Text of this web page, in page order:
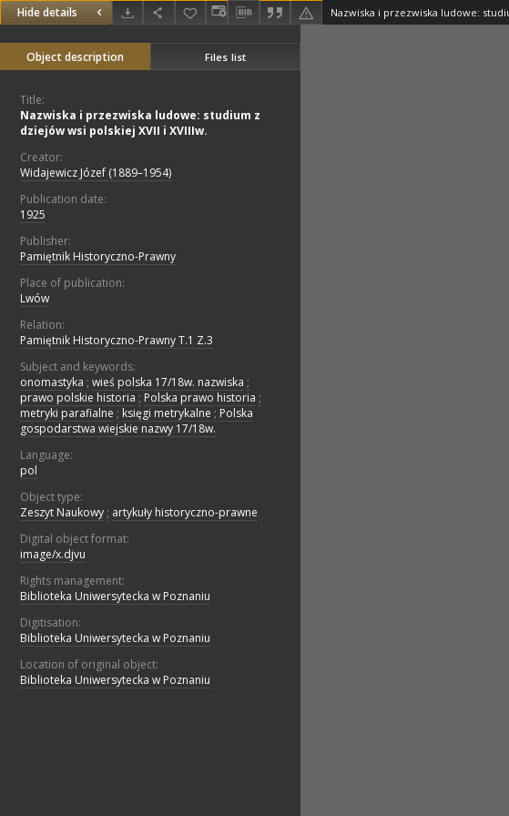
Hide details
Object description Files list
Title:
Nazwiska i przezwiska ludowe: studium z
dziejów wsi polskiej XVII i XVIIIw.
Creator:
Widajewicz Józef (1889–1954)
Publication date:
1925
Publisher:
Pamiętnik Historyczno-Prawny
Place of publication:
Lwów
Relation:
Pamiętnik Historyczno-Prawny T.1 Z.3
Subject and keywords:
onomastyka ; wieś polska 17/18w. nazwiska ;
prawo polskie historia ; Polska prawo historia ;
metryki parafialne ; księgi metrykalne ; Polska
gospodarstwa wiejskie nazwy 17/18w.
Language:
pol
Object type:
Zeszyt Naukowy ; artykuły historyczno-prawne
Digital object format:
image/x.djvu
Rights management:
Biblioteka Uniwersytecka w Poznaniu
Digitisation:
Biblioteka Uniwersytecka w Poznaniu
Location of original object:
Biblioteka Uniwersytecka w Poznaniu